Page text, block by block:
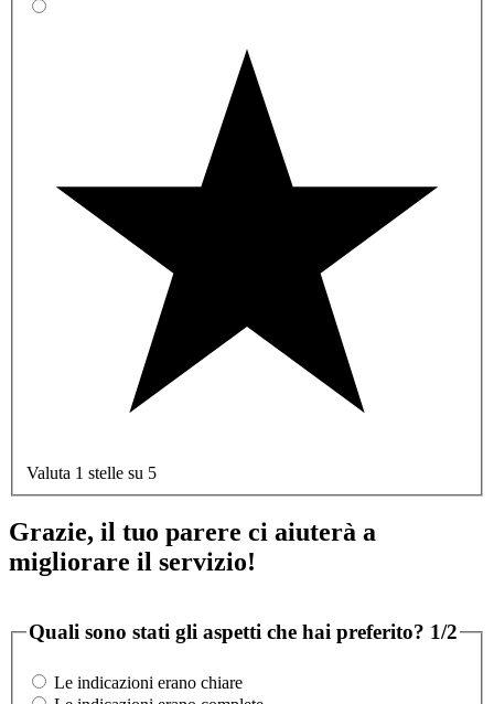
Valuta 1 stelle su 5
Grazie, il tuo parere ci aiuterà a
migliorare il servizio!
Quali sono stati gli aspetti che hai preferito? 1/2
Le indicazioni erano chiare